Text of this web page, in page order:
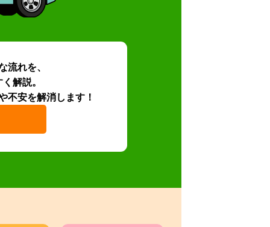
流れを、
解説。
不安を解消します！